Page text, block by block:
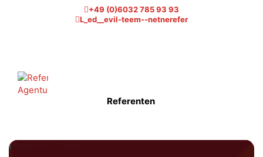
+49 (0)6032 785 93 93
L_ed__evil-teem--netnerefer
Referenten